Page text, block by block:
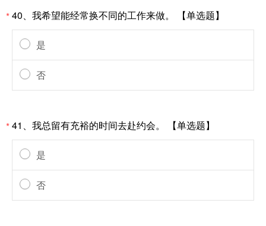
*40、我希望能经常换不同的工作来做。 【单选题】
是
否
*41、我总留有充裕的时间去赴约会。 【单选题】
是
否